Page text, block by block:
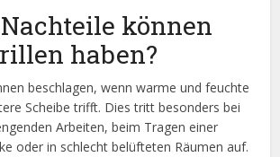
können
haben?
beschlagen, wenn warme und feuchte
Scheibe trifft. Dies tritt besonders bei
Arbeiten, beim Tragen einer
oder in schlecht belüfteten Räumen auf.